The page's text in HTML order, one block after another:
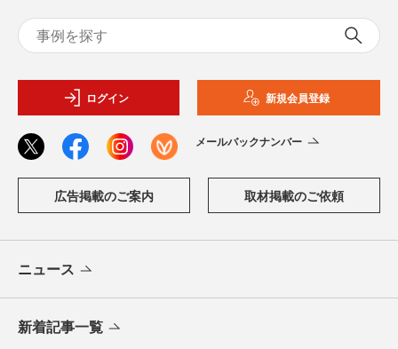
ログイン 新規会員登録
メールバックナンバー
広告掲載のご案内 取材掲載のご依頼
ニュース
新着記事一覧